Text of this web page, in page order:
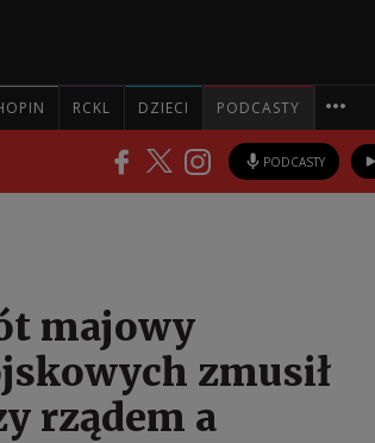
RCKL DZIECI PODCASTY
PODCASTY
majowy
zmusił
rządem a